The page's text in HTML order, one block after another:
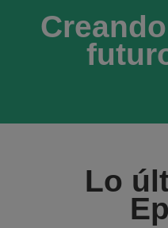
Lo